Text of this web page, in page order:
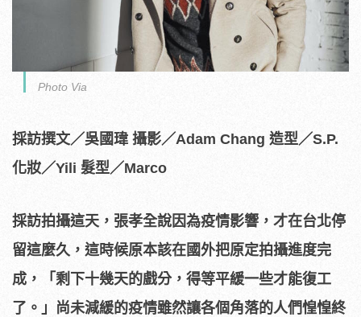
Photo Via
採訪撰文／吳國瑋 攝影／Adam Chang 造型／S.P.
化妝／Yili 髮型／Marco
採訪拍攝這天，張孝全說因為疫情影響，才在台北停
留這麼久，這時候原本該在國外把原定拍攝進度完
成，「剩下十幾天的戲分，得等平緩一些才能復工
了。」尚未減緩的疫情雖然讓各個角落的人們惶惶終